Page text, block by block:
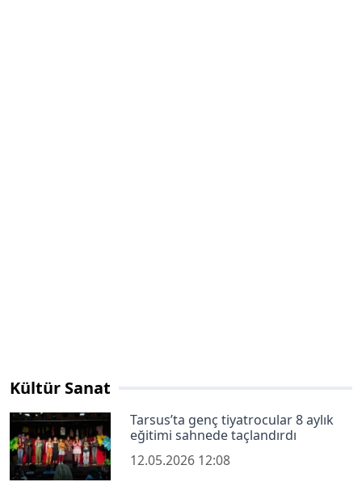
Kültür Sanat
Tarsus’ta genç tiyatrocular 8 aylık
eğitimi sahnede taçlandırdı
12.05.2026 12:08